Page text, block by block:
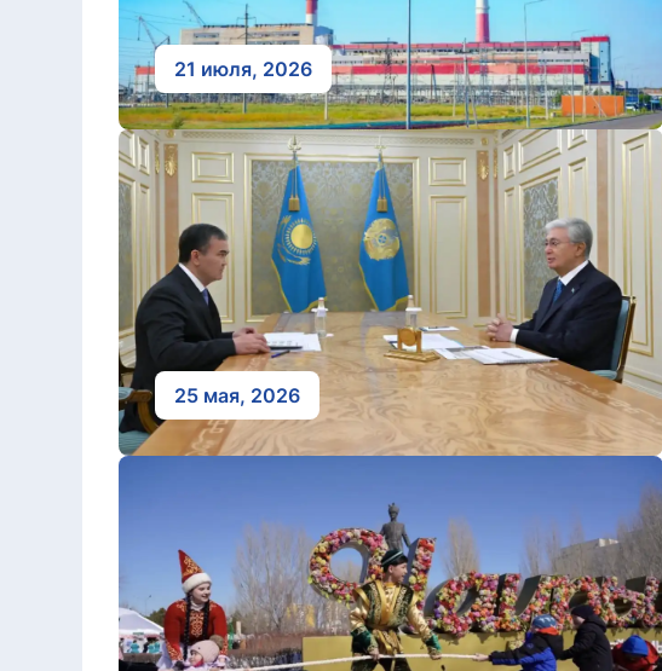
21 июля, 2026
25 мая, 2026